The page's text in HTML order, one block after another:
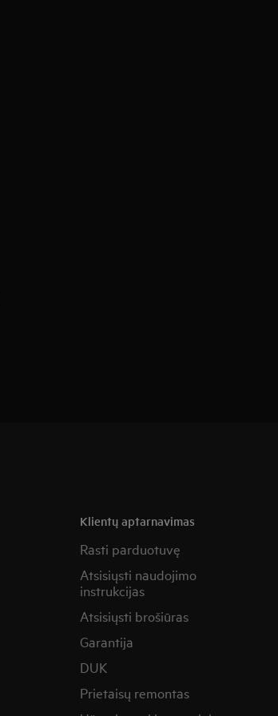
Klientų aptarnavimas
Rasti parduotuvę
Atsisiųsti naudojimo
instrukcijas
Atsisiųsti brošiūras
Garantija
DUK
Prietaisų remontas